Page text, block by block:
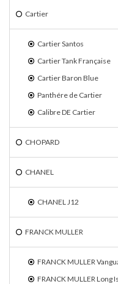
Cartier
Cartier Santos
Cartier Tank Française
Cartier Baron Blue
Panthére de Cartier
Calibre DE Cartier
CHOPARD
CHANEL
CHANEL J12
FRANCK MULLER
FRANCK MULLER
FRANCK MULLER Long